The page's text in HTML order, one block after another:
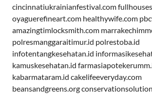
cincinnatiukrainianfestival.com
oyaguerefineart.com healthywife.com
amazingtimlocksmith.com
polresmanggaraitimur.id polrestoba.id
infotentangkesehatan.id
kamuskesehatan.id
kabarmataram.id cakelifeeveryday.com
beansandgreens.org